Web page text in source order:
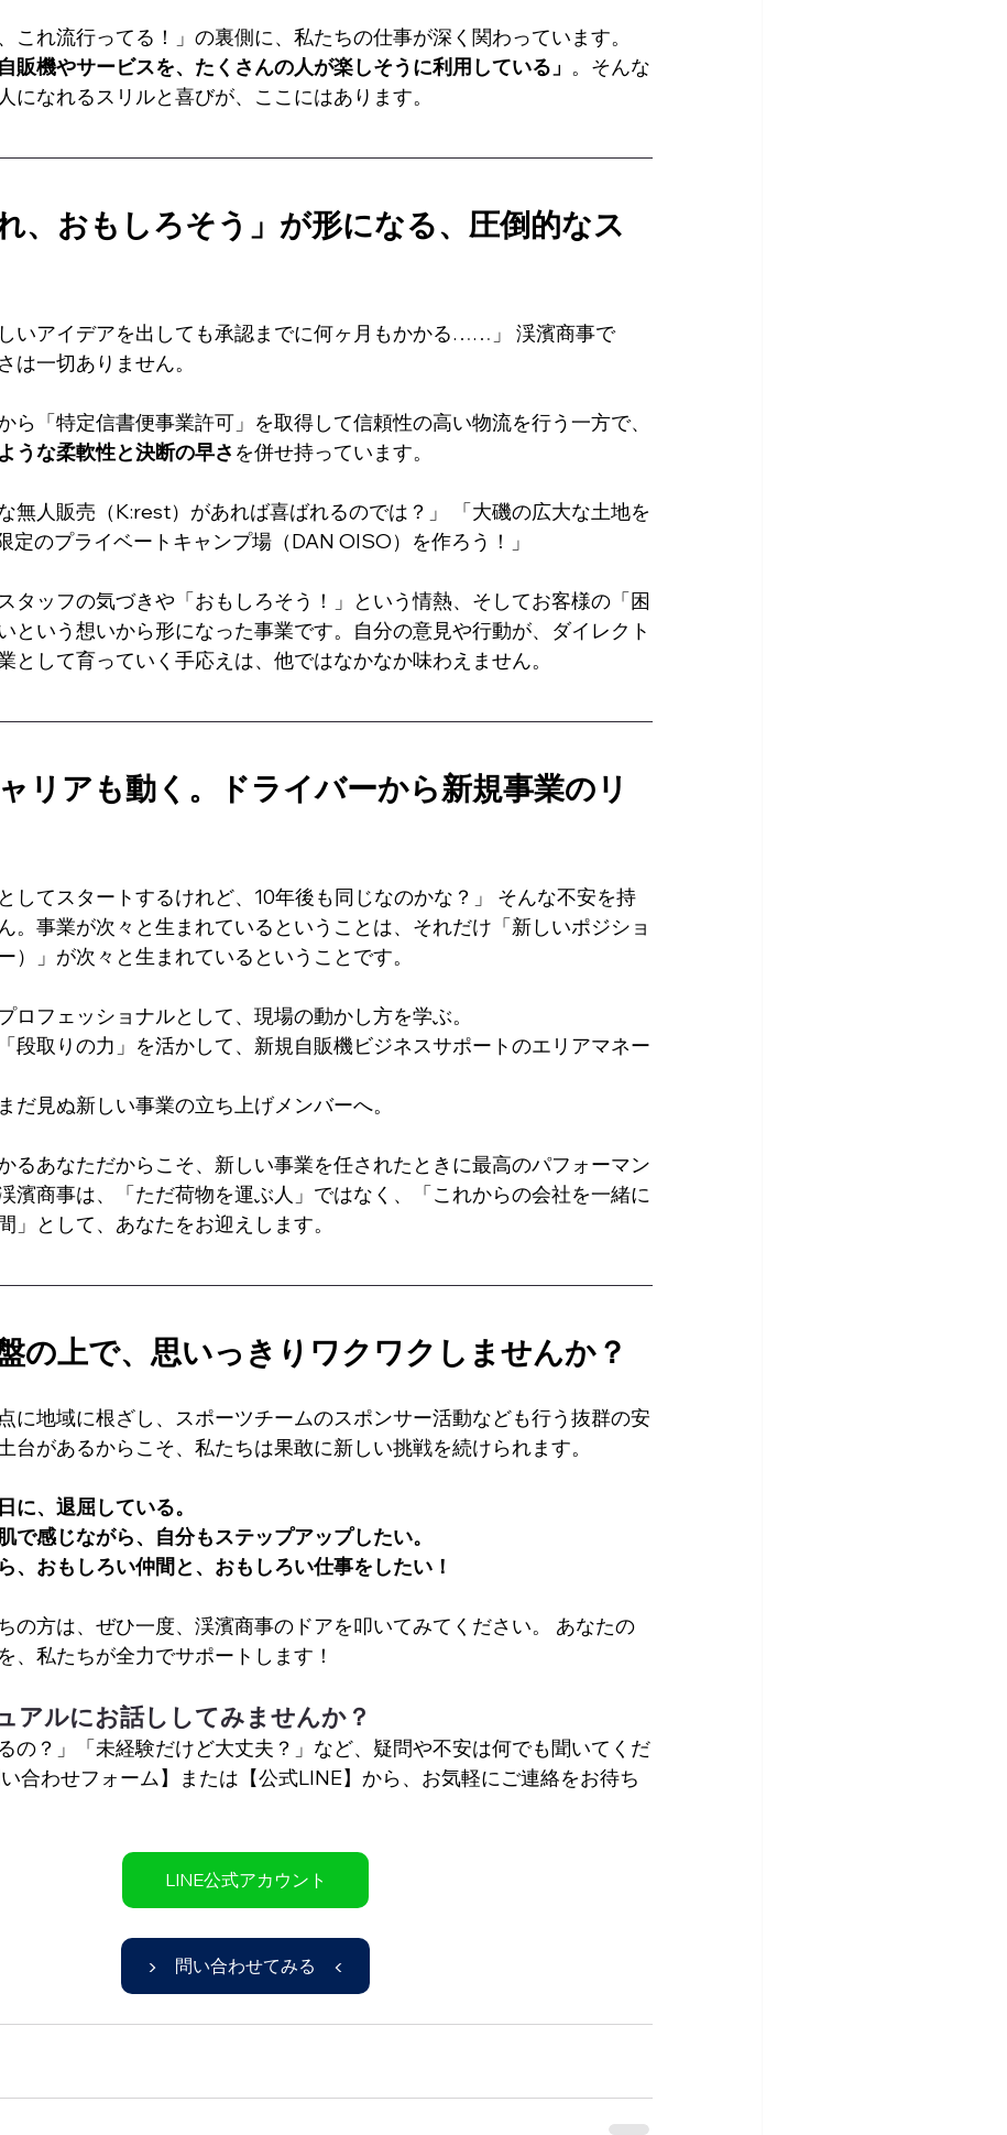
これ流行ってる！」の裏側に、私たちの仕事が深く関わっています。
販機やサービスを、たくさんの人が楽しそうに利用している」 。そんな
になれるスリルと喜びが、ここにはあります。
、おもしろそう」が形になる、圧倒的なス
しいアイデアを出しても承認までに何ヶ月もかかる……」 渓濱商事で
は一切ありません。
ら「特定信書便事業許可」を取得して信頼性の高い物流を行う一方で、
うな柔軟性と決断の早さ を併せ持っています。
無人販売（K:rest）があれば喜ばれるのでは？」 「大磯の広大な土地を
定のプライベートキャンプ場（DAN OISO）を作ろう！」
タッフの気づきや「おもしろそう！」という情熱、そしてお客様の「困
という想いから形になった事業です。自分の意見や行動が、ダイレクト
として育っていく手応えは、他ではなかなか味わえません。
リアも動く。ドライバーから新規事業のリ
してスタートするけれど、10年後も同じなのかな？」 そんな不安を持
。事業が次々と生まれているということは、それだけ「新しいポジショ
）」が次々と生まれているということです。
ロフェッショナルとして、現場の動かし方を学ぶ。
段取りの力」を活かして、新規自販機ビジネスサポートのエリアマネー
だ見ぬ新しい事業の立ち上げメンバーへ。
るあなただからこそ、新しい事業を任されたときに最高のパフォーマン
濱商事は、「ただ荷物を運ぶ人」ではなく、「これからの会社を一緒に
」として、あなたをお迎えします。
の上で、思いっきりワクワクしませんか？
に地域に根ざし、スポーツチームのスポンサー活動なども行う抜群の安
台があるからこそ、私たちは果敢に新しい挑戦を続けられます。
に、退屈している。
で感じながら、自分もステップアップしたい。
、おもしろい仲間と、おもしろい仕事をしたい！
の方は、ぜひ一度、渓濱商事のドアを叩いてみてください。 あなたの
、私たちが全力でサポートします！
アルにお話ししてみませんか？
の？」「未経験だけど大丈夫？」など、疑問や不安は何でも聞いてくだ
合わせフォーム】または【公式LINE】から、お気軽にご連絡をお待ち
LINE公式アカウント
▶ 問い合わせてみる ◀